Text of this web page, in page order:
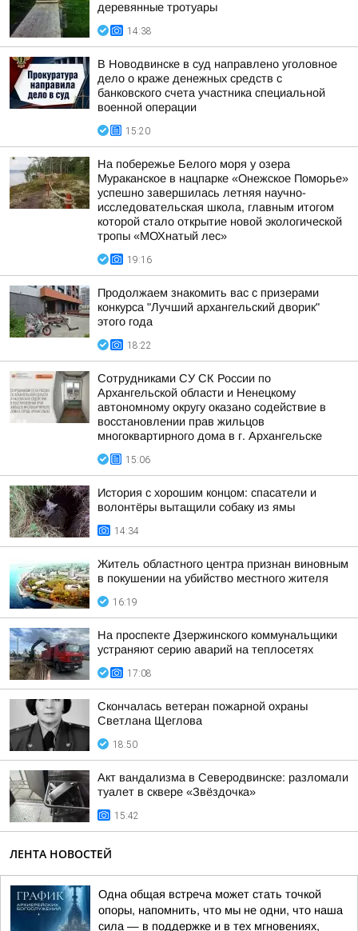
деревянные тротуары
14:38
В Новодвинске в суд направлено уголовное
дело о краже денежных средств с
банковского счета участника специальной
военной операции
15:20
На побережье Белого моря у озера
Мураканское в нацпарке «Онежское Поморье»
успешно завершилась летняя научно-
исследовательская школа, главным итогом
которой стало открытие новой экологической
тропы «МОХнатый лес»
19:16
Продолжаем знакомить вас с призерами
конкурса "Лучший архангельский дворик"
этого года
18:22
Сотрудниками СУ СК России по
Архангельской области и Ненецкому
автономному округу оказано содействие в
восстановлении прав жильцов
многоквартирного дома в г. Архангельске
15:06
История с хорошим концом: спасатели и
волонтёры вытащили собаку из ямы
14:34
Житель областного центра признан виновным
в покушении на убийство местного жителя
16:19
На проспекте Дзержинского коммунальщики
устраняют серию аварий на теплосетях
17:08
Скончалась ветеран пожарной охраны
Светлана Щеглова
18:50
Акт вандализма в Северодвинске: разломали
туалет в сквере «Звёздочка»
15:42
ЛЕНТА НОВОСТЕЙ
Одна общая встреча может стать точкой
опоры, напомнить, что мы не одни, что наша
сила — в поддержке и в тех мгновениях,